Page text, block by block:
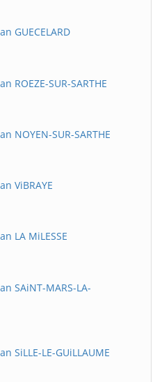
GUECELARD
ROEZE-SUR-SARTHE
NOYEN-SUR-SARTHE
ViBRAYE
LA MiLESSE
SAiNT-MARS-LA-
SiLLE-LE-GUiLLAUME